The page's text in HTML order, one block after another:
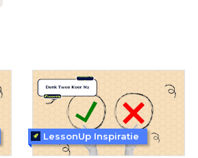
LessonUp Inspiratie